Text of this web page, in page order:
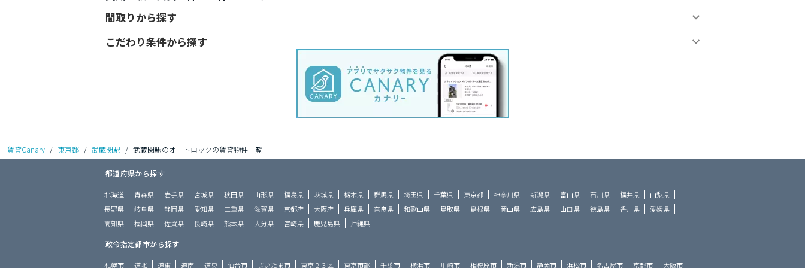
間取りから探す
こだわり条件から探す
賃貸Canary / 東京都 / 武蔵関駅 / 武蔵関駅のオートロックの賃貸物件一覧
都道府県から探す
北海道 青森県 岩手県 宮城県 秋田県 山形県 福島県 茨城県 栃木県 群馬県 埼玉県 千葉県 東京都 神奈川県 新潟県 富山県 石川県 福井県
山梨県
長野県
岐阜県 静岡県 愛知県 三重県 滋賀県 京都府 大阪府 兵庫県 奈良県 和歌山県 鳥取県 島根県 岡山県 広島県 山口県 徳島県 香川県
愛媛県
高知県
福岡県 佐賀県 長崎県 熊本県 大分県 宮崎県 鹿児島県 沖縄県
政令指定都市から探す
札幌市 道北 道東 道南 道央 仙台市 さいたま市 東京２３区 東京市部 千葉市 横浜市 川崎市 相模原市 新潟市 静岡市 浜松市 名古屋市 京都市 大阪市